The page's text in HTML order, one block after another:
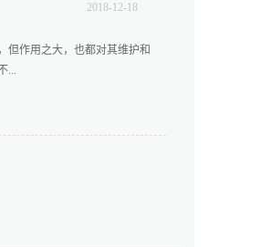
技术参数是否符合水泵使用
后期使用过程中卧式多级泵还
时，不仅要先了解长沙卧式
但作用之大，也都对其维护和
...
进行施压，从而实现高温热
2018-12-18